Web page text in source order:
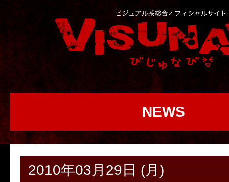
NEWS
2010年03月29日 (月)